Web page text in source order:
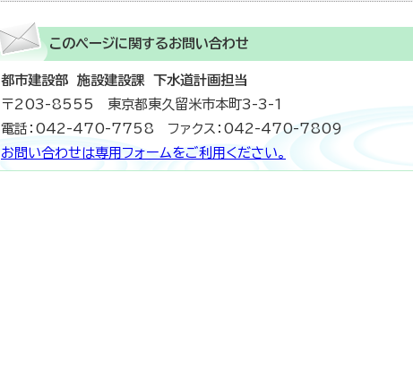
このページに関するお問い合わせ
都市建設部 施設建設課 下水道計画担当
〒203-8555 東京都東久留米市本町3-3-1
電話：042-470-7758 ファクス：042-470-7809
お問い合わせは専用フォームをご利用ください。